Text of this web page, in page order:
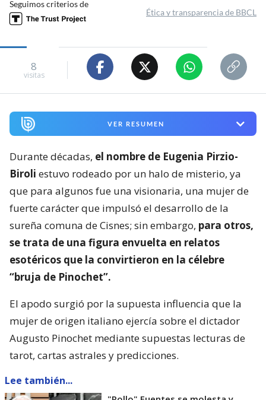
Seguimos criterios de
Ética y transparencia de BBCL
8
visitas
VER RESUMEN
Durante décadas, el nombre de Eugenia Pirzio-
Biroli estuvo rodeado por un halo de misterio, ya
que para algunos fue una visionaria, una mujer de
fuerte carácter que impulsó el desarrollo de la
sureña comuna de Cisnes; sin embargo, para otros,
se trata de una figura envuelta en relatos
esotéricos que la convirtieron en la célebre
“bruja de Pinochet”.
El apodo surgió por la supuesta influencia que la
mujer de origen italiano ejercía sobre el dictador
Augusto Pinochet mediante supuestas lecturas de
tarot, cartas astrales y predicciones.
Lee también...